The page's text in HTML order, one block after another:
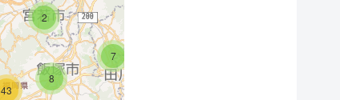
7
2
8
43